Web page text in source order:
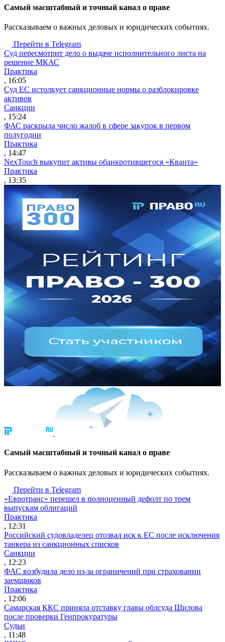
Cамый масштабный и точный канал о праве
Рассказываем о важных деловых и юридических событиях.
Перейти в Telegram
Суд пересмотрит дело о выдаче исполнительного листа на
решение МКАС
Практика
, 16:05
Суд ЕС истолкует санкционные нормы о разблокировке
активов
Санкции
, 15:24
ФАС раскрыла число жалоб в сфере закупок в первом
полугодии
Практика
, 14:47
NexTouch выкупит активы обанкротившегося «Кванта»
Практика
, 13:35
Cамый масштабный и точный канал о праве
Рассказываем о важных деловых и юридических событиях.
Перейти в Telegram
«Евротранс» перешел в полноценный дефолт по трем
выпускам облигаций
Практика
, 12:31
Российский судовладелец отозвал иск к ЕС после исключения
танкера из санкционных списков
Санкции
, 12:23
ФАС возбудила дело из-за ограничений при страховании
заемщиков
Практика
, 12:06
Самарская ККС приняла отставку главы облсуда Шилова
после проверки Генпрокуратуры
Судьи
, 11:48